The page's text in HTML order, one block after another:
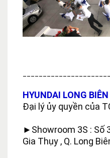
HYUNDAI LONG BIÊN
Đại lý ủy quyền của
►Showroom 3S : Số
Gia Thụy , Q. Long